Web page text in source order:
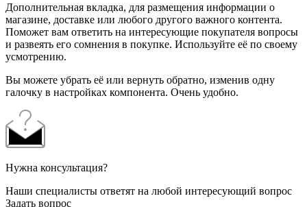
Дополнительная вкладка, для размещения информации о
магазине, доставке или любого другого важного контента.
Поможет вам ответить на интересующие покупателя вопросы
и развеять его сомнения в покупке. Используйте её по своему
усмотрению.
Вы можете убрать её или вернуть обратно, изменив одну
галочку в настройках компонента. Очень удобно.
Нужна консультация?
Наши специалисты ответят на любой интересующий вопрос
Задать вопрос